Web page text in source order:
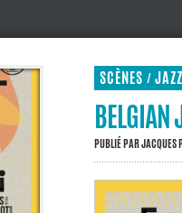
SCÈNES / JAZZ
BELGIAN
PUBLIÉ PARJACQUES